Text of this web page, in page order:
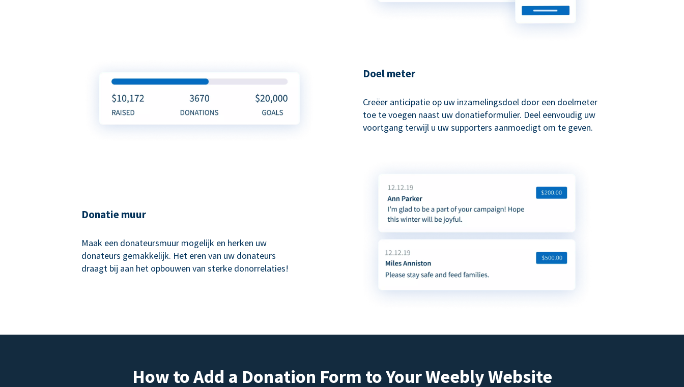
Doel meter
Creëer anticipatie op uw inzamelingsdoel door een doelmeter
toe te voegen naast uw donatieformulier. Deel eenvoudig uw
voortgang terwijl u uw supporters aanmoedigt om te geven.
Donatie muur
Maak een donateursmuur mogelijk en herken uw
donateurs gemakkelijk. Het eren van uw donateurs
draagt bij aan het opbouwen van sterke donorrelaties!
How to Add a Donation Form to Your Weebly Website